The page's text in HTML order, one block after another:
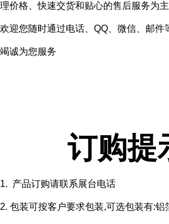
理价格、快速交货和贴心的售后服务为
欢迎您随时通过电话、QQ、微信、邮件
竭诚为您服务
订购提
1. 产品订购请联系展台电话
2. 包装可按客户要求包装,可选包装有: